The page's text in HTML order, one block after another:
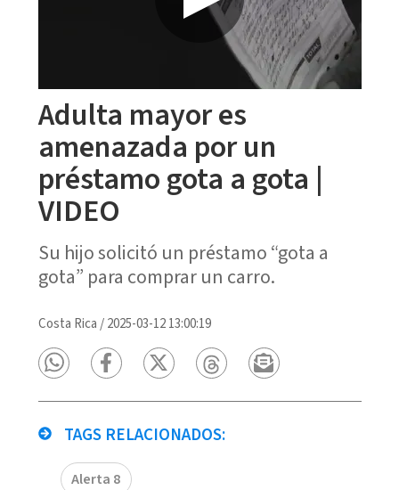
Adulta mayor es
amenazada por un
préstamo gota a gota |
VIDEO
Su hijo solicitó un préstamo “gota a
gota” para comprar un carro.
Costa Rica /2025-03-12 13:00:19
TAGS RELACIONADOS:
Alerta 8